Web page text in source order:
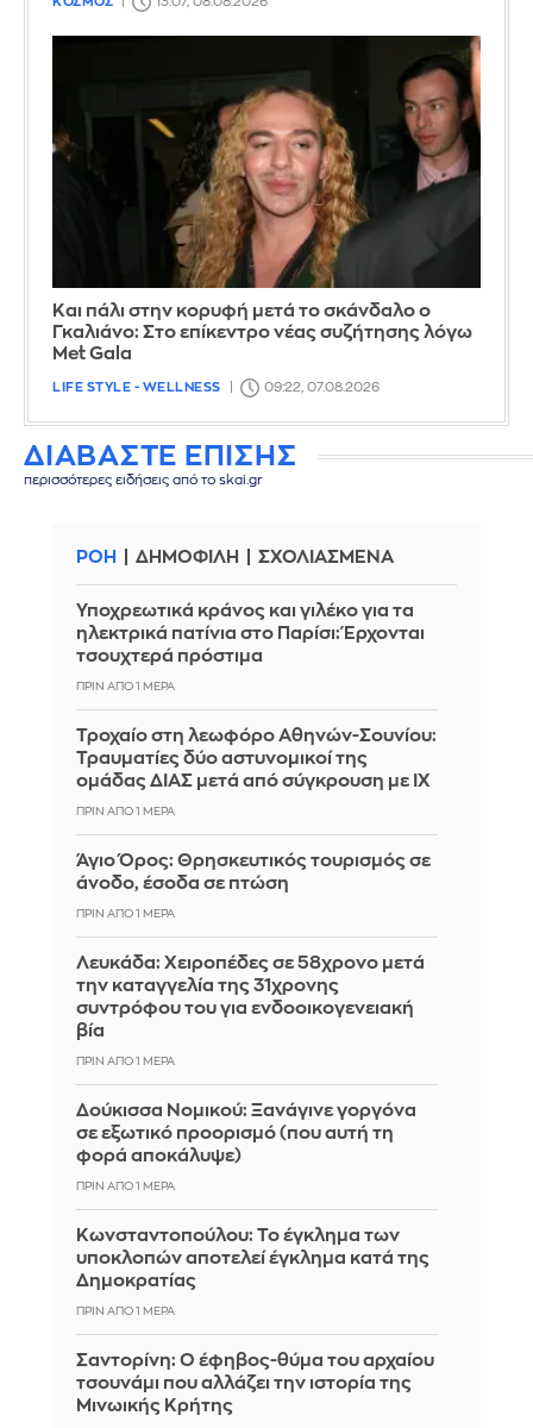
Και πάλι στην κορυφή μετά το σκάνδαλο ο
Γκαλιάνο: Στο επίκεντρο νέας συζήτησης λόγω
Met Gala
LIFE STYLE - WELLNESS 09:22, 07.08.2026
ΔΙΑΒΑΣΤΕ ΕΠΙΣΗΣ
περισσότερες ειδήσεις από το skai.gr
ΡΟΗ ΔΗΜΟΦΙΛΗ ΣΧΟΛΙΑΣΜΕΝΑ
Υποχρεωτικά κράνος και γιλέκο για τα
ηλεκτρικά πατίνια στο Παρίσι: Έρχονται
τσουχτερά πρόστιμα
ΠΡΙΝ ΑΠΌ 1 ΜΈΡΑ
Τροχαίο στη λεωφόρο Αθηνών-Σουνίου:
Τραυματίες δύο αστυνομικοί της
ομάδας ΔΙΑΣ μετά από σύγκρουση με ΙΧ
ΠΡΙΝ ΑΠΌ 1 ΜΈΡΑ
Άγιο Όρος: Θρησκευτικός τουρισμός σε
άνοδο, έσοδα σε πτώση
ΠΡΙΝ ΑΠΌ 1 ΜΈΡΑ
Λευκάδα: Χειροπέδες σε 58χρονο μετά
την καταγγελία της 31χρονης
συντρόφου του για ενδοοικογενειακή
βία
ΠΡΙΝ ΑΠΌ 1 ΜΈΡΑ
Δούκισσα Νομικού: Ξανάγινε γοργόνα
σε εξωτικό προορισμό (που αυτή τη
φορά αποκάλυψε)
ΠΡΙΝ ΑΠΌ 1 ΜΈΡΑ
Κωνσταντοπούλου: Το έγκλημα των
υποκλοπών αποτελεί έγκλημα κατά της
Δημοκρατίας
ΠΡΙΝ ΑΠΌ 1 ΜΈΡΑ
Σαντορίνη: Ο έφηβος-θύμα του αρχαίου
τσουνάμι που αλλάζει την ιστορία της
Μινωικής Κρήτης